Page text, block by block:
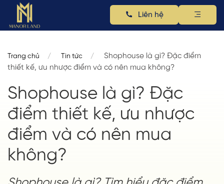
Liên hệ
Trang chủ Tin tức
Shophouse là gì? Đặc điểm
thiết kế, ưu nhược điểm và có nên mua không?
Shophouse là gì? Đặc
điểm thiết kế, ưu nhược
điểm và có nên mua
không?